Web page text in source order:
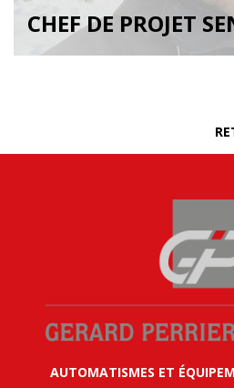
CHEF DE PROJET
AUTOMATISMES ET